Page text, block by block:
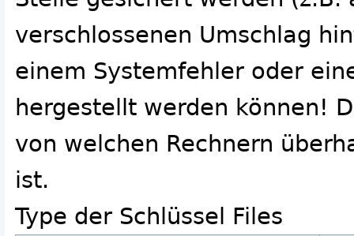
verschlossenen Umschlag
einem Systemfehler oder
hergestellt werden können!
von welchen Rechnern
ist.
Type der Schlüssel Files